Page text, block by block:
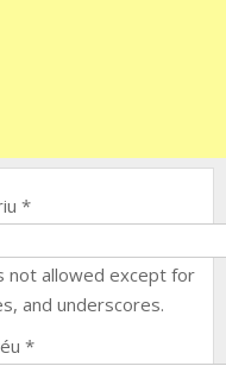
*
not allowed except for
and underscores.
*